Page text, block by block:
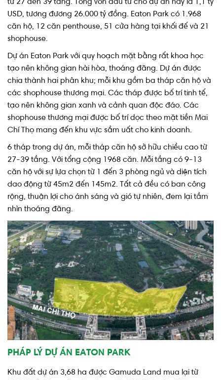
từ 27 đến 39 tầng. Tổng vốn đầu tư cho dự án này là 1,1 tỷ
USD, tương đương 26.000 tỷ đồng. Eaton Park có 1.968
căn hộ, 12 căn penthouse, 51 cửa hàng tại khối đế và 21
shophouse.
Dự án Eaton Park với quy hoạch mặt bằng rất khoa học
tạo nên không gian hài hòa, thoáng đãng. Dự án được
chia thành hai phân khu; mỗi khu gồm ba tháp căn hộ và
các shophouse thương mại. Các tháp được bố trí tinh tế,
tạo nên không gian xanh và cảnh quan độc đáo. Các
shophouse thương mại được bố trí dọc theo mặt tiền Mai
Chí Thọ mang đến khu vực sầm uất cho kinh doanh.
6 tháp trong dự án, mỗi tháp căn hộ sở hữu chiều cao từ
27-39 tầng. Với tổng cộng 1968 căn. Mỗi tầng có 9-13
căn hộ với sự lựa chọn từ 1 đến 3 phòng ngủ và diện tích
dao động từ 45m2 đến 145m2. Tất cả đều có ban công
rộng, thuận lợi cho ánh sáng và gió tự nhiên, đem lại tầm
nhìn thoáng đãng.
PHÁP LÝ DỰ ÁN EATON PARK
Khu đất dự án 3,68 ha được Gamuda Land mua lại từ